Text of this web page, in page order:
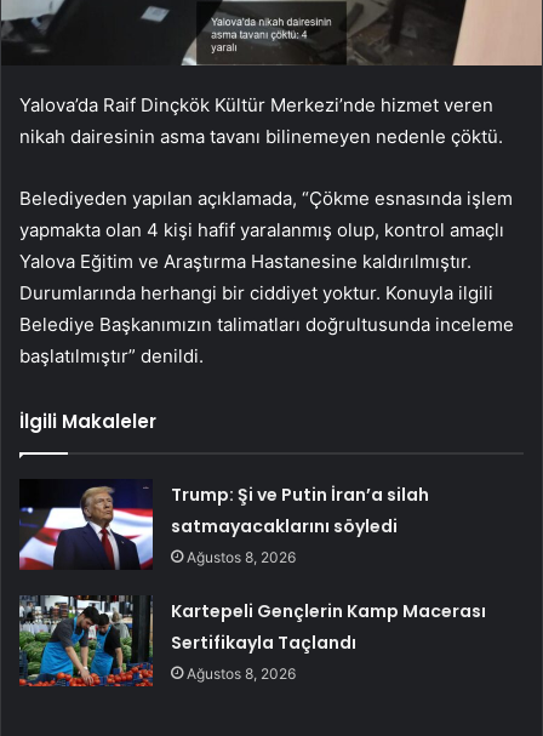
Yalova’da Raif Dinçkök Kültür Merkezi’nde hizmet veren
nikah dairesinin asma tavanı bilinemeyen nedenle çöktü.
Belediyeden yapılan açıklamada, “Çökme esnasında işlem
yapmakta olan 4 kişi hafif yaralanmış olup, kontrol amaçlı
Yalova Eğitim ve Araştırma Hastanesine kaldırılmıştır.
Durumlarında herhangi bir ciddiyet yoktur. Konuyla ilgili
Belediye Başkanımızın talimatları doğrultusunda inceleme
başlatılmıştır” denildi.
İlgili Makaleler
Trump: Şi ve Putin İran’a silah
satmayacaklarını söyledi
Ağustos 8, 2026
Kartepeli Gençlerin Kamp Macerası
Sertifikayla Taçlandı
Ağustos 8, 2026